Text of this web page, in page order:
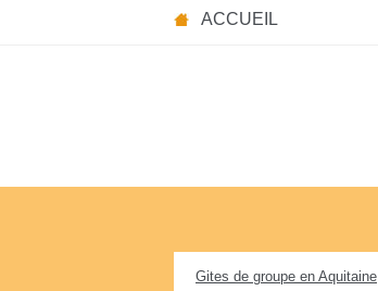
ACCUEIL
Gites de groupe en Aquitaine
Panneau de gestion des cookies